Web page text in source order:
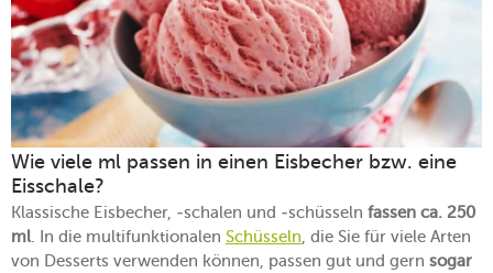
Wie viele ml passen in einen Eisbecher bzw. eine
Eisschale?
Klassische Eisbecher, -schalen und -schüsseln fassen ca. 250
ml. In die multifunktionalen Schüsseln, die Sie für viele Arten
von Desserts verwenden können, passen gut und gern sogar